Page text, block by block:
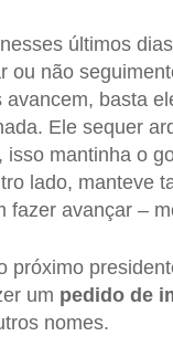
últimos
ou não
basta
Ele sequer
mantinha o
lado, manteve
fazer avançar –
próximo
um pedido de
nomes.